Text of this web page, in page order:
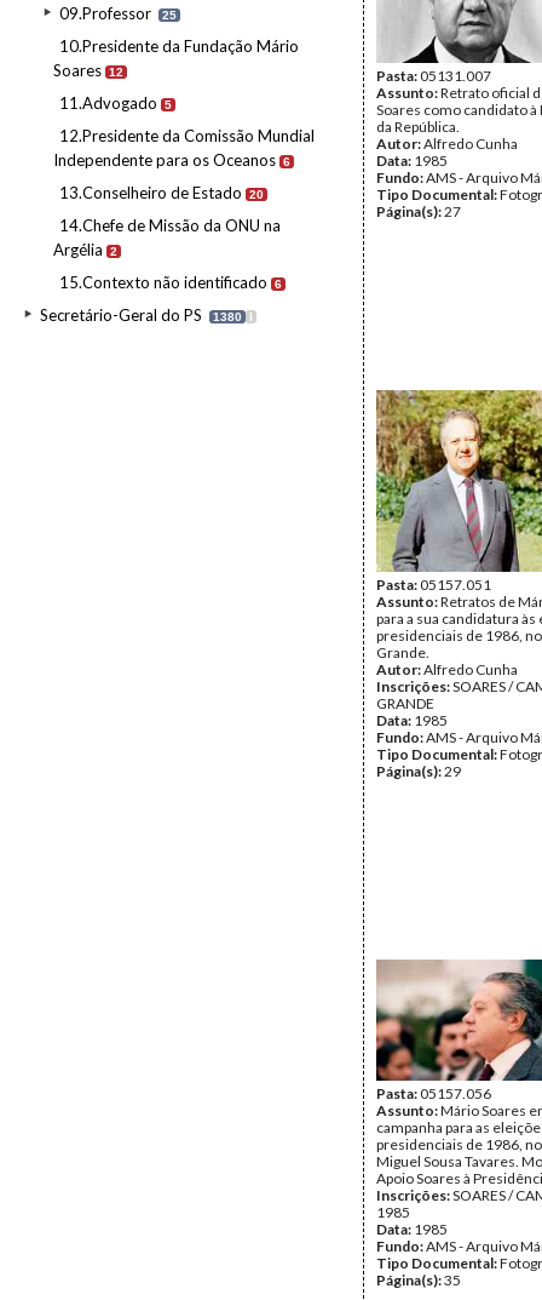
09.Professor 25
10.Presidente da Fundação Mário
Soares 12
11.Advogado 5
12.Presidente da Comissão Mundial
Independente para os Oceanos 6
13.Conselheiro de Estado 20
14.Chefe de Missão da ONU na
Argélia
2
15.Contexto não identificado 6
Secretário-Geral do PS 1380 I
Pasta:05131.007
Assunto:Retrato oficial
Soares como candidato
da República.
Autor:Alfredo Cunha
Data: 1985
Fundo:AMS - Arquivo
Tipo Documental:
Página(s):27
Pasta:05157.051
Assunto:Retratos de
para a sua candidatura
presidenciais de 1986,
Grande.
Autor:Alfredo Cunha
Inscrições:SOARES /
GRANDE
Data: 1985
Fundo:AMS - Arquivo
Tipo Documental:
Página(s):29
Pasta:05157.056
Assunto:Mário Soares
campanha para as
presidenciais de 1986,
Miguel Sousa Tavares.
Apoio Soares à
Inscrições:SOARES /
1985
Data: 1985
Fundo:AMS - Arquivo
Tipo Documental:
Página(s):35